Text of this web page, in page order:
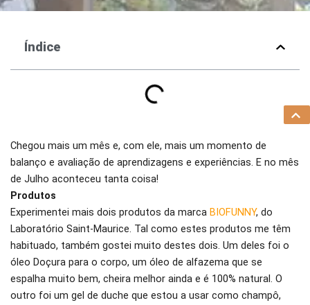
Índice
Chegou mais um mês e, com ele, mais um momento de
balanço e avaliação de aprendizagens e experiências. E no mês
de Julho aconteceu tanta coisa!
Produtos
Experimentei mais dois produtos da marca BIOFUNNY, do
Laboratório Saint-Maurice. Tal como estes produtos me têm
habituado, também gostei muito destes dois. Um deles foi o
óleo Doçura para o corpo, um óleo de alfazema que se
espalha muito bem, cheira melhor ainda e é 100% natural. O
outro foi um gel de duche que estou a usar como champô,